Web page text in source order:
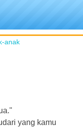
anak
yang kamu